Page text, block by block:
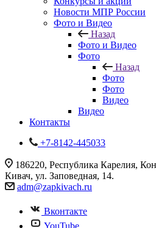
Новости МПР России
Фото и Видео
Назад
Фото и Видео
Фото
Назад
Фото
Фото
Видео
Видео
Контакты
+7-8142-445033
186220, Республика Карелия,
Кивач, ул. Заповедная, 14.
adm@zapkivach.ru
Вконтакте
YouTube